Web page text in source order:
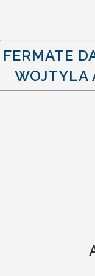
FERMATE
WOJTYLA